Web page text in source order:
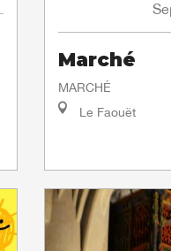
Marché
MARCHÉ
Le Faouët